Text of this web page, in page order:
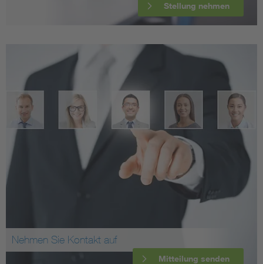
Stellung nehmen
Nehmen Sie Kontakt auf
Mitteilung senden